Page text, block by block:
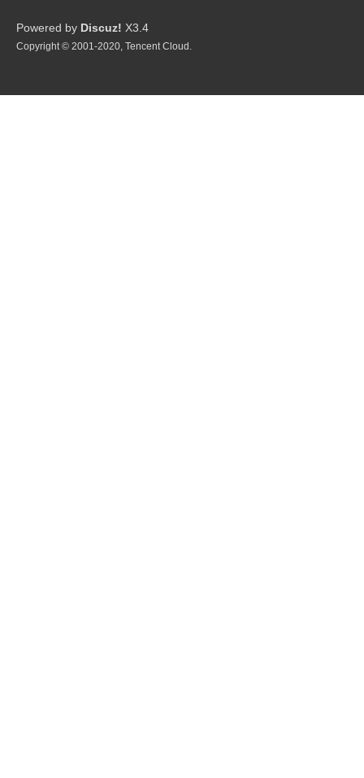
Powered by Discuz! X3.4
Copyright © 2001-2020, Tencent Cloud.